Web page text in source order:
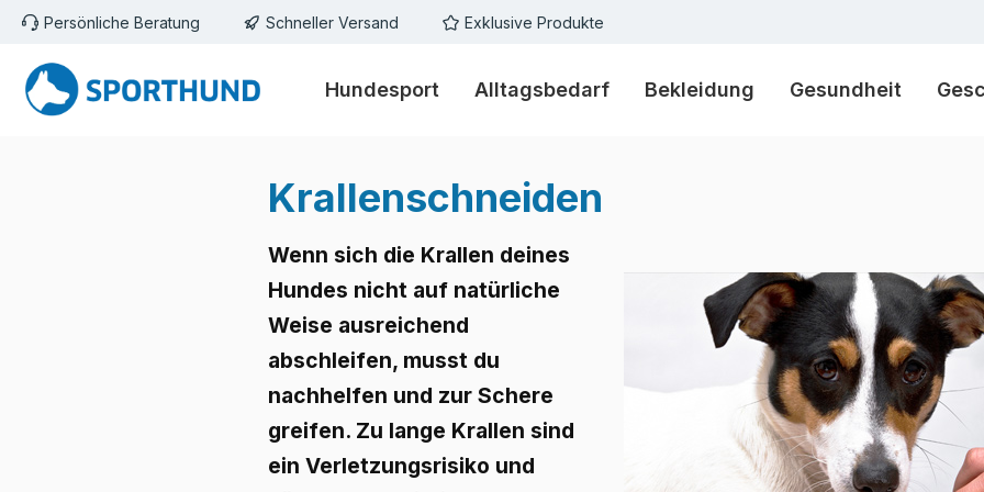
Hauptinhalt springen
Zur Suche springen
Zur Hauptnavigation springen
Persönliche Beratung Schneller Versand Exklusive Produkte
Hundesport Alltagsbedarf Bekleidung Gesundheit
Krallenschneiden
Wenn sich die Krallen deines
Hundes nicht auf natürliche
Weise ausreichend
abschleifen, musst du
nachhelfen und zur Schere
greifen. Zu lange Krallen sind
ein Verletzungsrisiko und